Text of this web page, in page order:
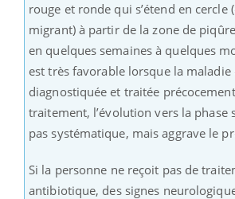
rouge et ronde qui s’étend en cercle
migrant) à partir de la zone de
en quelques semaines à quelques
est très favorable lorsque la maladie
diagnostiquée et traitée
traitement, l’évolution vers la phase
pas systématique, mais aggrave le
Si la personne ne reçoit pas de
antibiotique, des signes